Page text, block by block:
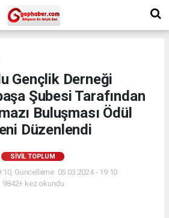
Gençlik Derneği
Şubesi Tarafından
Buluşması Ödül
Düzenlendi
SIVIL TOPLUM
Güncelleme: 05.03.2024 - 19:10
9842+ kez okundu.